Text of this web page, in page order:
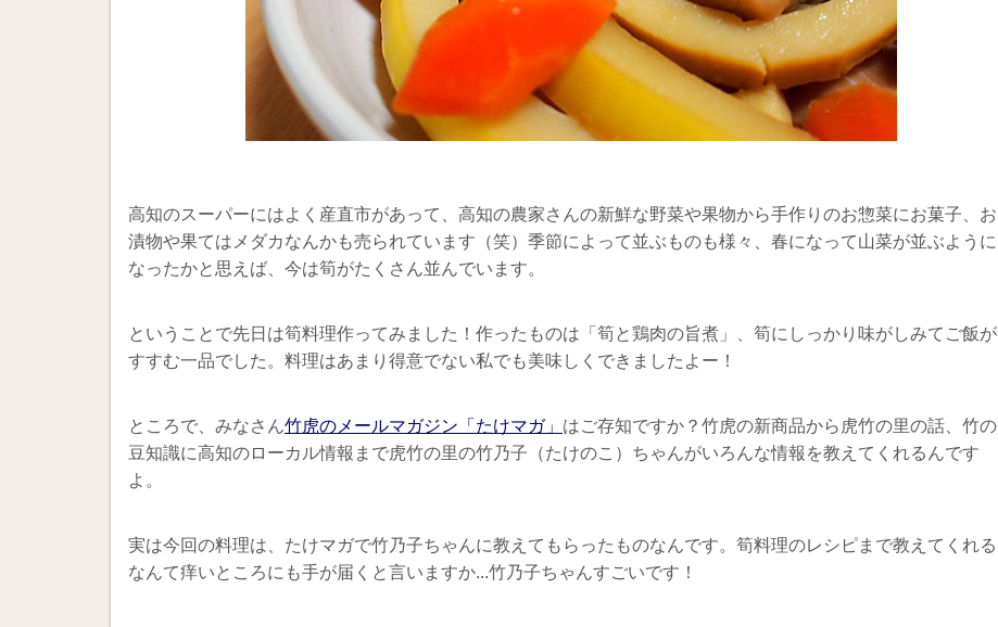
高知のスーパーにはよく産直市があって、高知の農家さんの新鮮な野菜や果物から手作りのお惣菜にお菓子、お
漬物や果てはメダカなんかも売られています（笑）季節によって並ぶものも様々、春になって山菜が並ぶように
なったかと思えば、今は筍がたくさん並んでいます。
ということで先日は筍料理作ってみました！作ったものは「筍と鶏肉の旨煮」、筍にしっかり味がしみてご飯が
すすむ一品でした。料理はあまり得意でない私でも美味しくできましたよー！
ところで、みなさん竹虎のメールマガジン「たけマガ」 はご存知ですか？竹虎の新商品から虎竹の里の話、竹の
豆知識に高知のローカル情報まで虎竹の里の竹乃子（たけのこ）ちゃんがいろんな情報を教えてくれるんです
よ。
実は今回の料理は、たけマガで竹乃子ちゃんに教えてもらったものなんです。筍料理のレシピまで教えてくれる
なんて痒いところにも手が届くと言いますか...竹乃子ちゃんすごいです！